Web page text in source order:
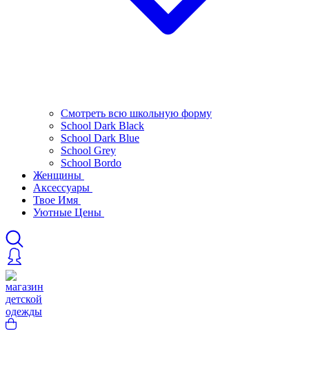
Смотреть всю школьную форму
School Dark Black
School Dark Blue
School Grey
School Bordo
Женщины
Аксессуары
Твое Имя
Уютные Цены